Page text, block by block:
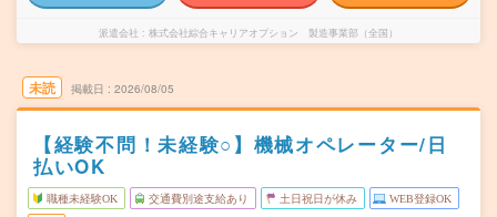
派遣会社 株式会社綜合キャリアオプション 製造事業部（全国）
未読 掲載日 2026/08/05
【経験不問！未経験○】機械オペレーター/日
払いOK
職種未経験OK 交通費別途支給あり 土日祝日が休み WEB登録OK